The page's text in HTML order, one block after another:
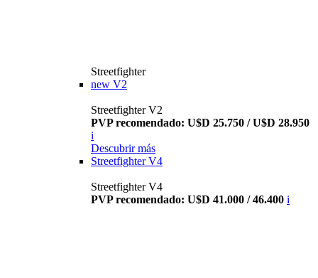
Streetfighter
new V2
Streetfighter V2
PVP recomendado: U$D 25.750 / U$D 28.950
i
Descubrir más
Streetfighter V4
Streetfighter V4
PVP recomendado: U$D 41.000 / 46.400 i